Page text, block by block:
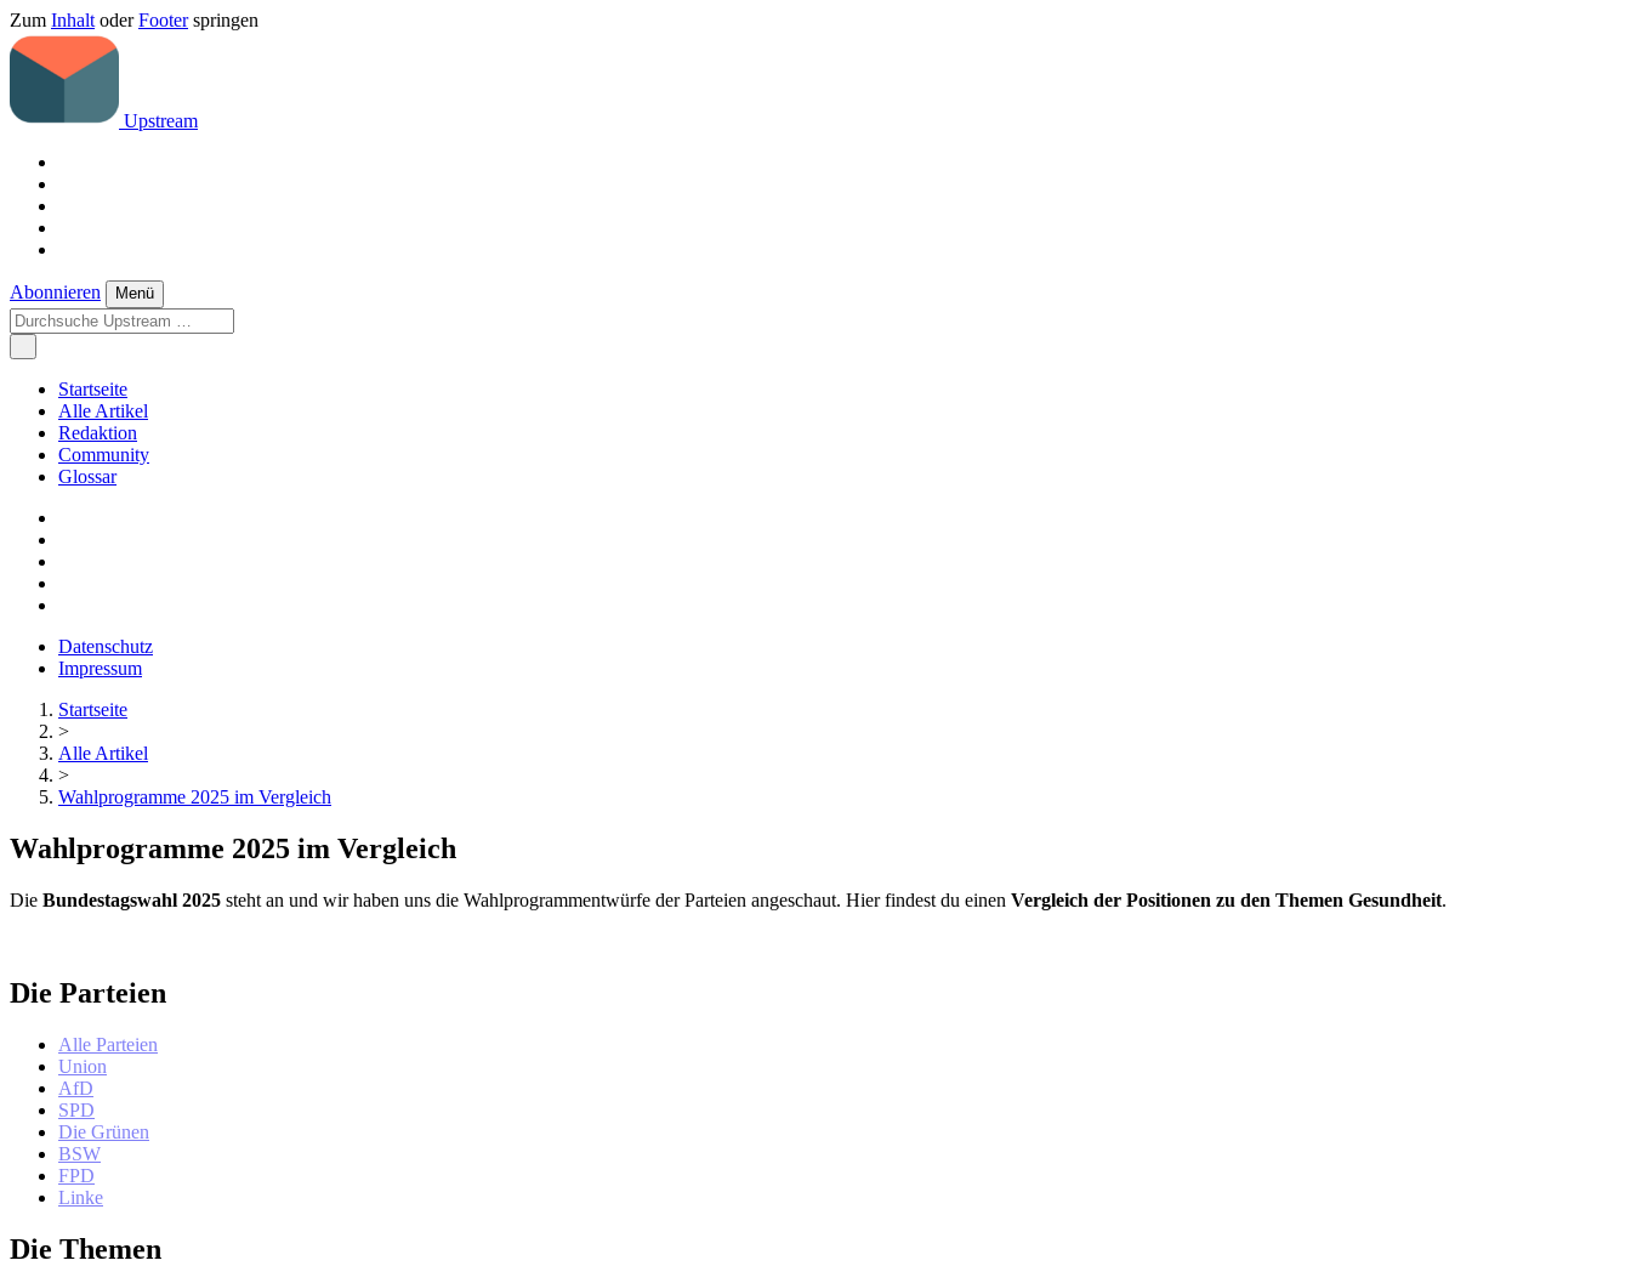
Zum Inhalt oderFooterspringen
Upstream
Abonnieren Menü
Startseite
Alle Artikel
Redaktion
Community
Glossar
Datenschutz
Impressum
Startseite
>
Alle Artikel
>
Wahlprogramme 2025 im Vergleich
Wahlprogramme 2025 im Vergleich
Die Bundestagswahl 2025 steht an und wir haben uns die Wahlprogrammentwürfe der Parteien angeschaut. Hier findest du einen Vergleich der Positionen zu den Themen Gesundheit.
Die Parteien
Alle Parteien
Union
AfD
SPD
Die Grünen
BSW
FPD
Linke
Die Themen